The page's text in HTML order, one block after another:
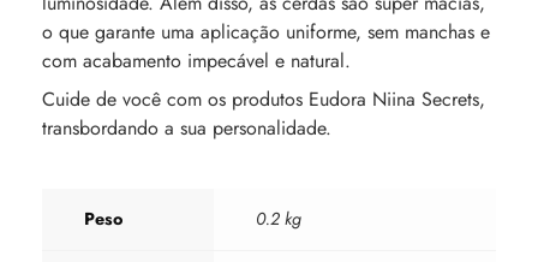
o que garante uma aplicação uniforme, sem manchas e
com acabamento impecável e natural.
Cuide de você com os produtos Eudora Niina Secrets,
transbordando a sua personalidade.
Peso 0.2 kg